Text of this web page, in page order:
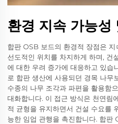
환경 지속 가능성
합판 OSB 보드의 환경적 장점은
선도적인 위치를 차지하게 하며, 건
에 대한 우려 증가에 대응하고 있습
로 합판 생산에 사용되던 경목 나무
수종의 나무 조각과 파편을 활용함
대화합니다. 이 접근 방식은 천연림
적 균형을 유지하면서 건설 수요를
능한 임업 관행을 촉진합니다. 합판